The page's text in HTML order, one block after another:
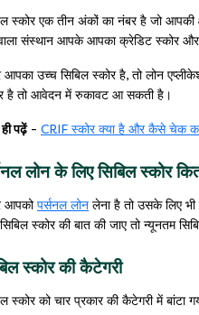
स्कोर एक तीन अंकों का नंबर है जो आपकी
संस्थान आपके आपका क्रेडिट स्कोर
आपका उच्च सिबिल स्कोर है, तो लोन
है तो आवेदन में रुकावट आ सकती है।
पढ़ें- CRIF स्कोर क्या है और कैसे चेक
लोन के लिए सिबिल स्कोर
आपको पर्सनल लोन लेना है तो उसके लिए भी
स्कोर की बात की जाए तो न्यूनतम
स्कोर की कैटेगरी
स्कोर को चार प्रकार की कैटेगरी में